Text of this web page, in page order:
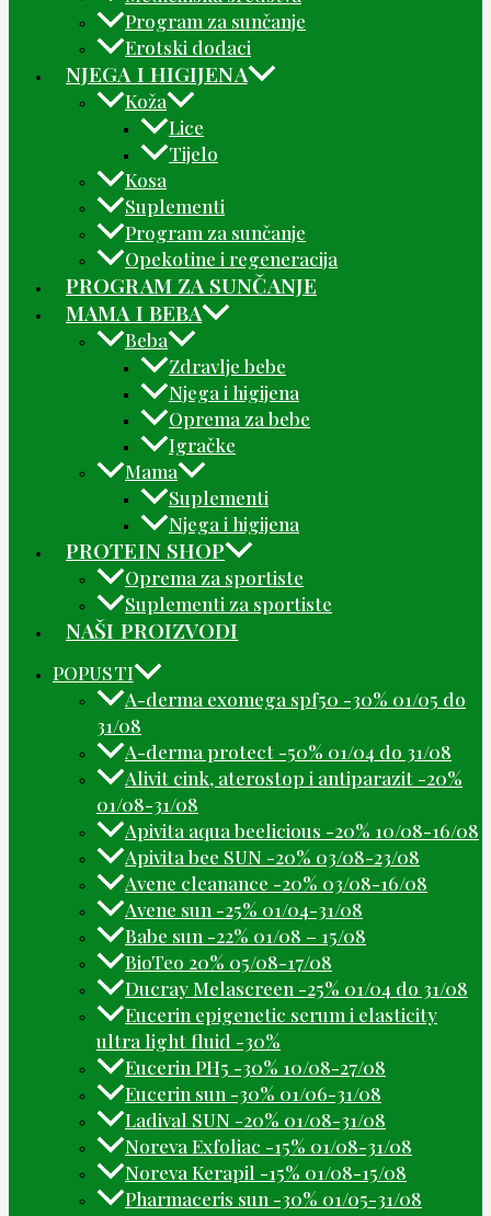
Program za sunčanje
Erotski dodaci
NJEGA I HIGIJENA
Koža
Lice
Tijelo
Kosa
Suplementi
Program za sunčanje
Opekotine i regeneracija
PROGRAM ZA SUNČANJE
MAMA I BEBA
Beba
Zdravlje bebe
Njega i higijena
Oprema za bebe
Igračke
Mama
Suplementi
Njega i higijena
PROTEIN SHOP
Oprema za sportiste
Suplementi za sportiste
NAŠI PROIZVODI
POPUSTI
A-derma exomega spf50 -30% 01/05 do
31/08
A-derma protect -50% 01/04 do 31/08
Alivit cink, aterostop i antiparazit -20%
01/08-31/08
Apivita aqua beelicious -20% 10/08-16/08
Apivita bee SUN -20% 03/08-23/08
Avene cleanance -20% 03/08-16/08
Avene sun -25% 01/04-31/08
Babe sun -22% 01/08 – 15/08
BioTeo 20% 05/08-17/08
Ducray Melascreen -25% 01/04 do 31/08
Eucerin epigenetic serum i elasticity
ultra light fluid -30%
Eucerin PH5 -30% 10/08-27/08
Eucerin sun -30% 01/06-31/08
Ladival SUN -20% 01/08-31/08
Noreva Exfoliac -15% 01/08-31/08
Noreva Kerapil -15% 01/08-15/08
Pharmaceris sun -30% 01/05-31/08